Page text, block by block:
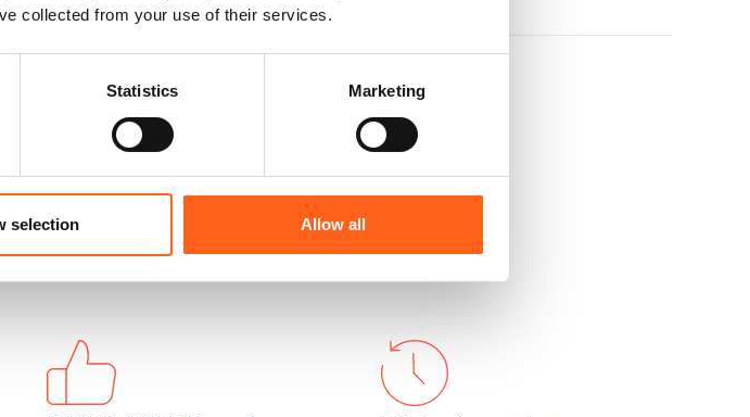
collected from your use of their services.
Statistics Marketing
selection Allow all